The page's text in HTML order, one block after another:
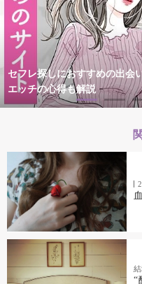
セフレ探しにおすすめの出
エッチの心得も解説
“